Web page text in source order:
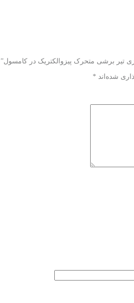
تیر برشی متحرک پیزوالکتریک در کامسول”
شده‌اند *